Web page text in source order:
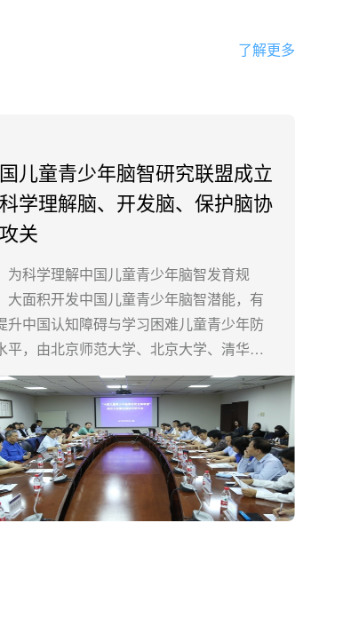
了解更多
儿童青少年脑智研究联盟成立
学理解脑、开发脑、保护脑协
关
为科学理解中国儿童青少年脑智发育规
大面积开发中国儿童青少年脑智潜能，有
升中国认知障碍与学习困难儿童青少年防
平，由北京师范大学、北京大学、清华大
华东师范大学、华中师范大学、东北师范
、陕西师范大学、西南大学、华南师范大
首都师范大学、天津师范大学、辽宁师范
、西北师范大学、深圳大学、中国科学院
研究所、深圳市神经科学研究院、科大讯
究院、北京儿童医院等十八家机构共同发
立的“中国儿童青少年脑智研究全国联盟”，